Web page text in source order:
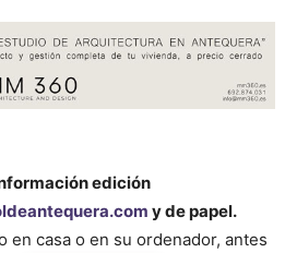
edición
y de papel.
en casa o en su ordenador, antes